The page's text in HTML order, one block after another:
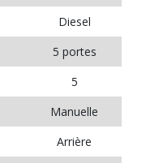
Diesel
5 portes
5
Manuelle
Arrière